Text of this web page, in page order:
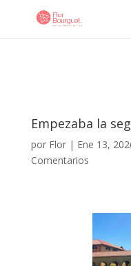
Empezaba la
por Flor| Ene 13,
Comentarios